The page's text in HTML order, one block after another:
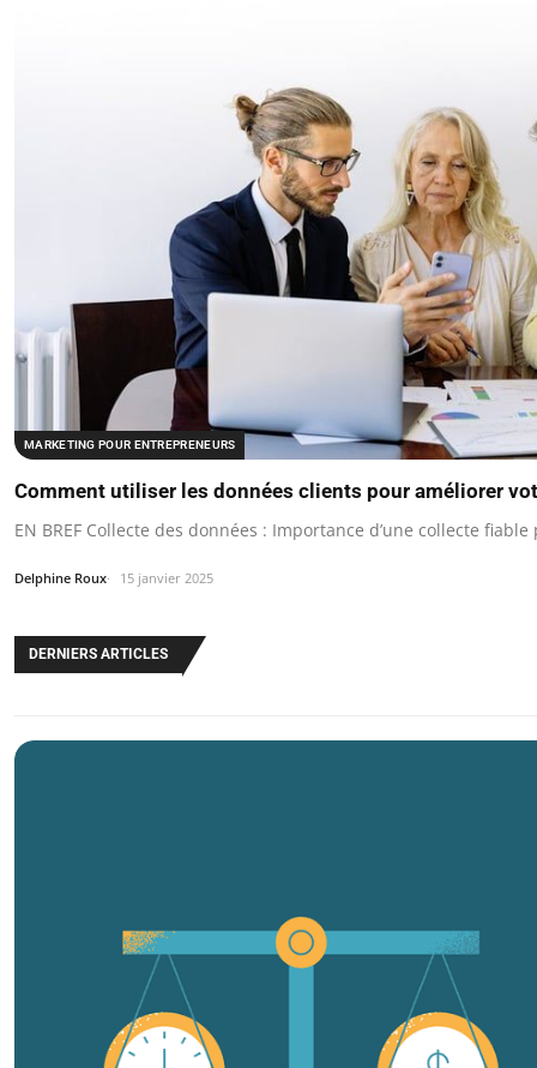
MARKETING POUR ENTREPRENEURS
Comment utiliser les données clients pour améliorer
EN BREF Collecte des données : Importance d’une collecte
Delphine Roux 15 janvier 2025
DERNIERS ARTICLES